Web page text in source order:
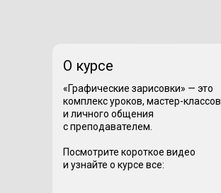
О курсе
«Графические зарисовки» — это
комплекс уроков, мастер-классов
и личного общения
с преподавателем.
Посмотрите короткое видео
и узнайте о курсе все: